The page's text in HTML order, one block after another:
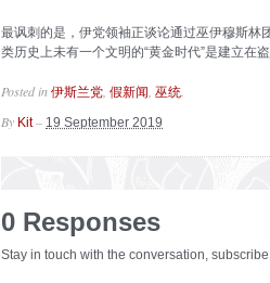
最讽刺的是，伊党领袖正谈论通过巫伊穆斯林
类历史上未有一个文明的“黄金时代”是建立在
Posted in 伊斯兰党 假新闻 巫统
By Kit – 19 September 2019
0 Responses
Stay in touch with the conversation,